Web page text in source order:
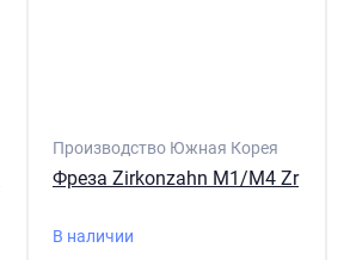
Производство Южная Корея
Фреза Zirkonzahn M1/M4 Zr
В наличии